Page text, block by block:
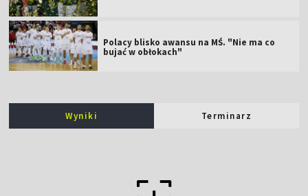
Polacy blisko awansu na MŚ. "Nie ma co
bujać w obłokach"
Wyniki Terminarz